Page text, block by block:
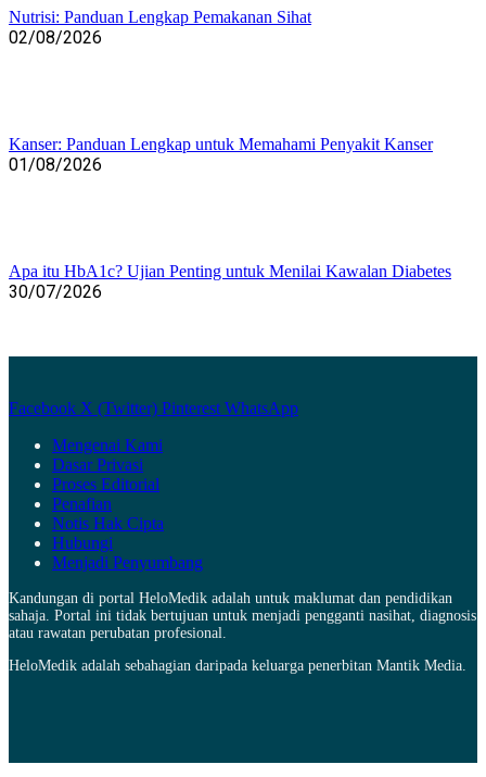
Nutrisi: Panduan Lengkap Pemakanan Sihat
02/08/2026
Kanser: Panduan Lengkap untuk Memahami Penyakit Kanser
01/08/2026
Apa itu HbA1c? Ujian Penting untuk Menilai Kawalan Diabetes
30/07/2026
Facebook X (Twitter) Pinterest WhatsApp
Mengenai Kami
Dasar Privasi
Proses Editorial
Penafian
Notis Hak Cipta
Hubungi
Menjadi Penyumbang
Kandungan di portal HeloMedik adalah untuk maklumat dan pendidikan
sahaja. Portal ini tidak bertujuan untuk menjadi pengganti nasihat, diagnosis
atau rawatan perubatan profesional.
HeloMedik adalah sebahagian daripada keluarga penerbitan Mantik Media.